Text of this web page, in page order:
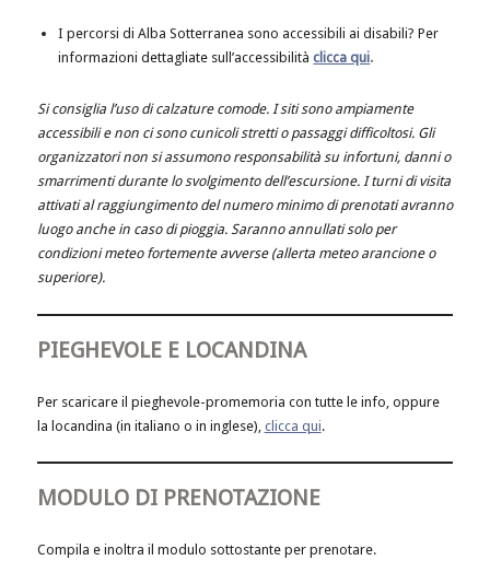
I percorsi di Alba Sotterranea sono accessibili ai disabili? Per
informazioni dettagliate sull’accessibilitàclicca qui.
Si consiglia l’uso di calzature comode. I siti sono ampiamente
accessibili e non ci sono cunicoli stretti o passaggi difficoltosi.Gli
organizzatori non si assumono responsabilità su infortuni, danni o
smarrimenti durante lo svolgimento dell’escursione. I turni di visita
attivati al raggiungimento del numero minimo di prenotati avranno
luogo anche in caso di pioggia. Saranno annullati solo per
condizioni meteo fortemente avverse (allerta meteo arancione o
superiore).
PIEGHEVOLE E LOCANDINA
Per scaricare il pieghevole-promemoria con tutte le info, oppure
la locandina (in italiano o in inglese), clicca qui.
MODULO DI PRENOTAZIONE
Compila e inoltra il modulo sottostante per prenotare.